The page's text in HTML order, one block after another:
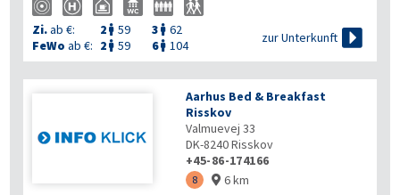
Zi.ab €: 2  59 3  62
FeWo ab €: 2  59 6 104
zur Unterkunft 
Aarhus Bed & Breakfast
Risskov
Valmuevej 33
DK-8240Risskov
+45-86-174166
8  6 km